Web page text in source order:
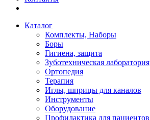
Каталог
Комплекты, Наборы
Боры
Гигиена, защита
Зуботехническая лаборатория
Ортопедия
Терапия
Иглы, шприцы для каналов
Инструменты
Оборудование
Профилактика для пациентов